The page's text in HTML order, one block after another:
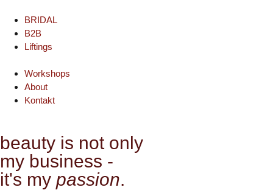
BRIDAL
B2B
Liftings
Workshops
About
Kontakt
beauty is not only
my business -
it's my passion.